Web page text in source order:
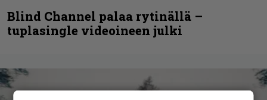
Blind Channel palaa rytinällä –
tuplasingle videoineen julki